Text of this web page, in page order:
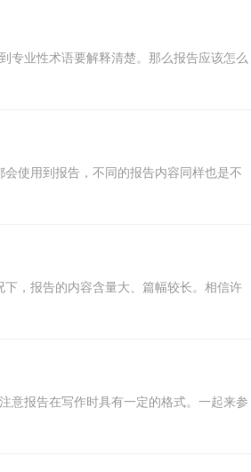
专业性术语要解释清楚。那么报告应该怎么
使用到报告，不同的报告内容同样也是不
，报告的内容含量大、篇幅较长。相信许
意报告在写作时具有一定的格式。一起来参